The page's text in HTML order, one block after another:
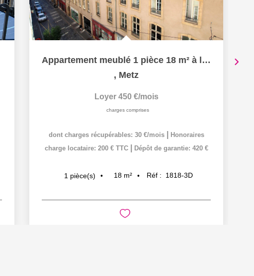
Appartement meublé 1 pièce 18 m² à louer à METZ hypercentre
, Metz
Loyer 450 €/mois
charges comprises
dont charges récupérables: 30 €/mois
Honoraires
charge locataire: 200 € TTC
Dépôt de garantie: 420 €
1 pièce(s) 18 m² Réf : 1818-3D